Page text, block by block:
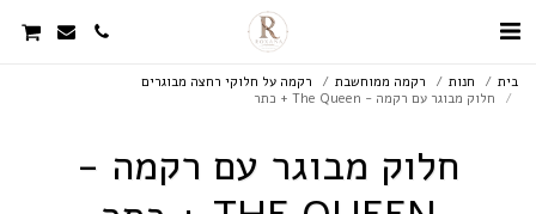
בית חנות רקמה ממוחשבת
רקמה על חלוקי רחצה מבוגרים
חלוק מבוגר עם רקמה - The Queen + כתר
חלוק מבוגר עם רקמה -